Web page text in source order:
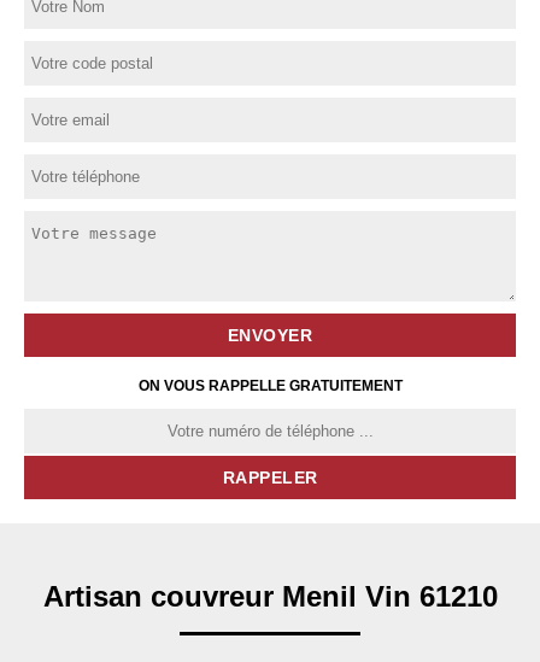
ON VOUS RAPPELLE GRATUITEMENT
Artisan couvreur Menil Vin 61210